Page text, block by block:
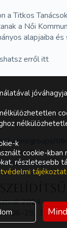
a Titkos
a Női
alapjaiba és
erről itt
facebook
web:
hu/
2024
06-29., 14:15
k
cookie-kban
részletesebb